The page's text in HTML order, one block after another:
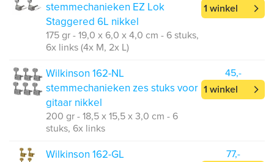
stemmechanieken EZ Lok
Staggered 6L nikkel
175 gr - 19,0 x 6,0 x 4,0 cm - 6 stuks,
6x links (4x M, 2x L)
1 winkel
Wilkinson 162-NL
stemmechanieken zes stuks voor
gitaar nikkel
200 gr - 18,5 x 15,5 x 3,0 cm - 6
stuks, 6x links
45,-
1 winkel
Wilkinson 162-GL
77,-